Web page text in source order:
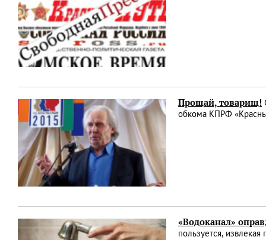
Прощай, товарищ!
обкома КПРФ
«Водоканал»
пользуется,